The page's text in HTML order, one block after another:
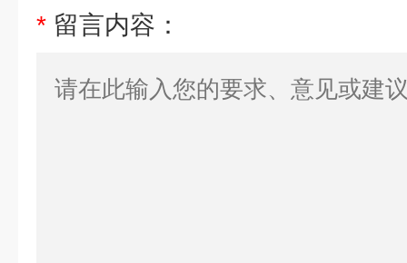
* 留言内容：